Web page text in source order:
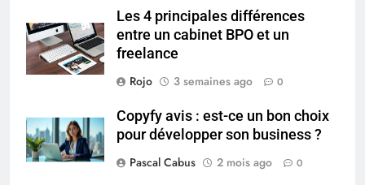
Les 4 principales différences
entre un cabinet BPO et un
freelance
Rojo
3 semaines ago 0
Copyfy avis : est-ce un bon choix
pour développer son business ?
Pascal Cabus
2 mois ago 0
6
Les secrets révélés pour une
Ordinary
SANTÉ
7
Prévenir les chutes chez les